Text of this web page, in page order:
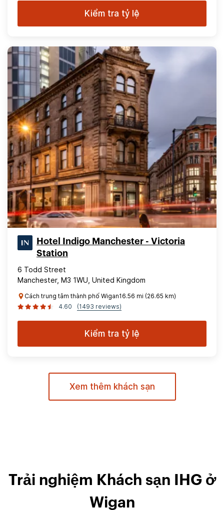
Kiểm tra tỷ lệ
Hotel Indigo Manchester - Victoria
Station
6 Todd Street
Manchester, M3 1WU, United Kingdom
Cách trung tâm thành phố Wigan16.56 mi (26.65 km)
4.60
(1493 reviews)
Kiểm tra tỷ lệ
Xem thêm khách sạn
Trải nghiệm Khách sạn IHG ở
Wigan